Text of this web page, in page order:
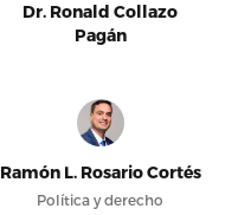
Dr. Ronald Collazo
Pagán
Ramón L. Rosario Cortés
Política y derecho